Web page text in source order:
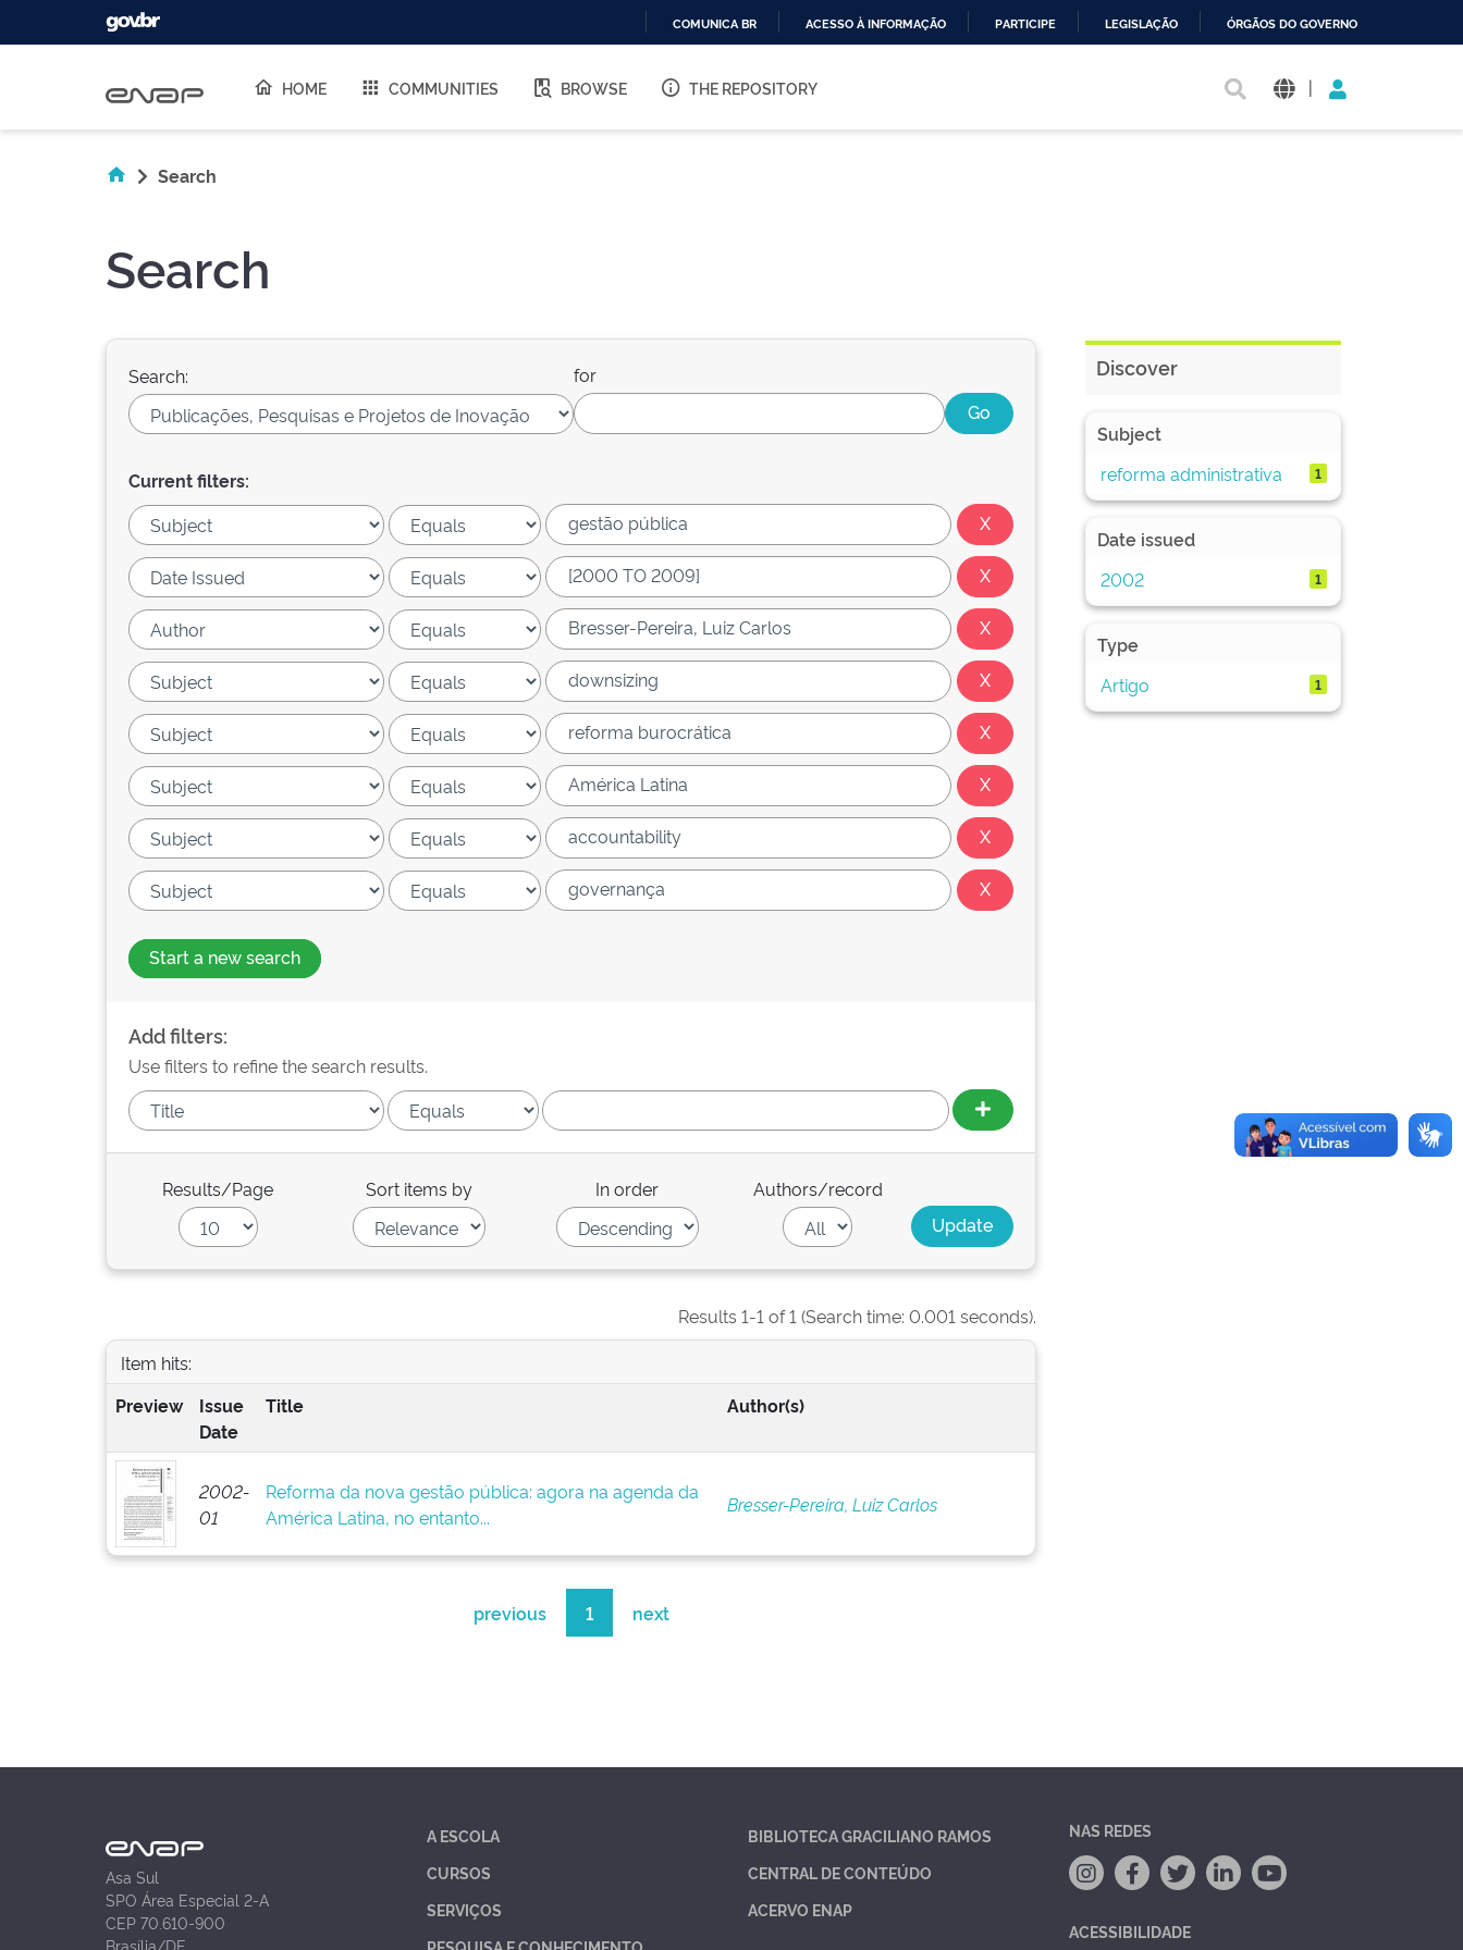
O
COMUNICA BR ACESSO À INFORMAÇÃO PARTICIPE LEGISLAÇÃO ÓRGÃOS DO GOVERNO
HOME COMMUNITIES BROWSE THE REPOSITORY |
Search
Search
Search: for
Current filters:
Start a new search
Add filters:
Use filters to refine the search results.
Results/Page Sort items by In order Authors/record
Results 1-1 of 1 (Search time: 0.001 seconds).
Item hits:
Preview
Issue
Date
Title Author(s)
2002-
01
Reforma da nova gestão pública: agora na agenda da
América Latina, no entanto...
Bresser-Pereira, Luiz Carlos
previous 1 next
Discover
Subject
reforma administrativa
1
Date issued
2002
1
Type
Artigo
1
Asa Sul
SPO Área Especial 2-A
CEP 70.610-900
Brasília/DF
A ESCOLA
CURSOS
SERVIÇOS
BIBLIOTECA GRACILIANO RAMOS
CENTRAL DE CONTEÚDO
ACERVO ENAP
NAS REDES
ACESSIBILIDADE